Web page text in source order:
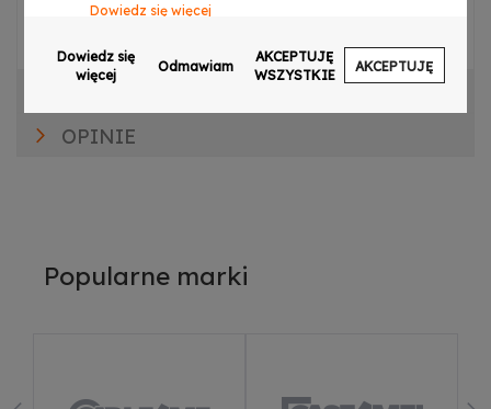
Kolory końcówek jack:
OPINIE
Popularne marki
Dowiedz się więcej
Zezwól na pliki cookie dotyczące preferencji
Dowiedz się więcej
Zezwól na ciasteczka analityczne
Dowiedz się więcej
(remarketing)
Dowiedz się więcej
Dowiedz się
więcej
Odmawiam
AKCEPTUJĘ
WSZYSTKIE
AKCEPTUJĘ